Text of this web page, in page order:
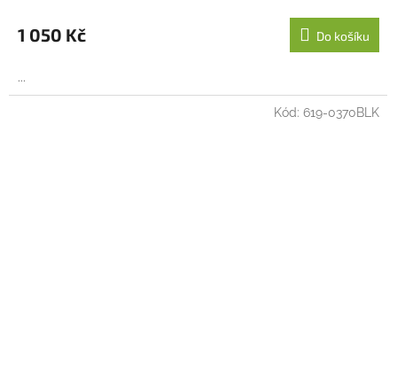
1 050 Kč Do košíku
...
Kód: 619-0370BLK